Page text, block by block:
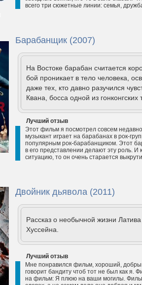
всего три сюжетные линии: семья,
Барабанщик (2007)
На Востоке барабан считается
бой проникает в тело человека,
даже тех, кто давно разучился
Квана, босса одной из
Лучший отзыв
Этот фильм я посмотрел совсем
музыкант играет на барабанах в рок-
популярным рок-барабанщиком. Этот
в его представлении делают эту роль. И
ситуацию, то он очень старается
Двойник дьявола (2011)
Рассказ о необычной жизни
Хуссейна.
Лучший отзыв
Мне понравился фильм, хороший,
говорит бандиту чтоб тот не был как я.
на фильм: Я плюю на ваши могилы. Фильм